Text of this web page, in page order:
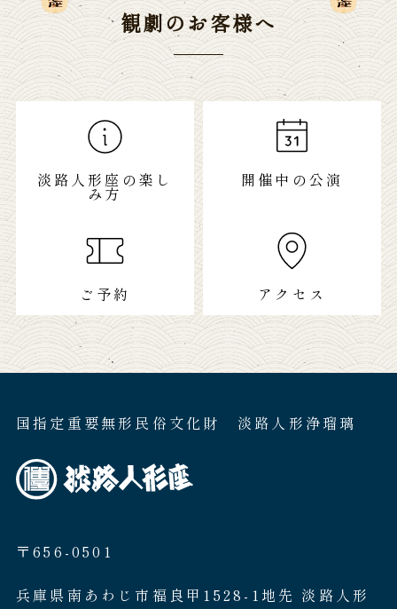
観劇のお客様へ
淡路人形座の楽し
み方
開催中の公演
ご予約 アクセス
国指定重要無形民俗文化財 淡路人形浄瑠璃
〒656-0501
兵庫県南あわじ市福良甲1528-1地先 淡路人形